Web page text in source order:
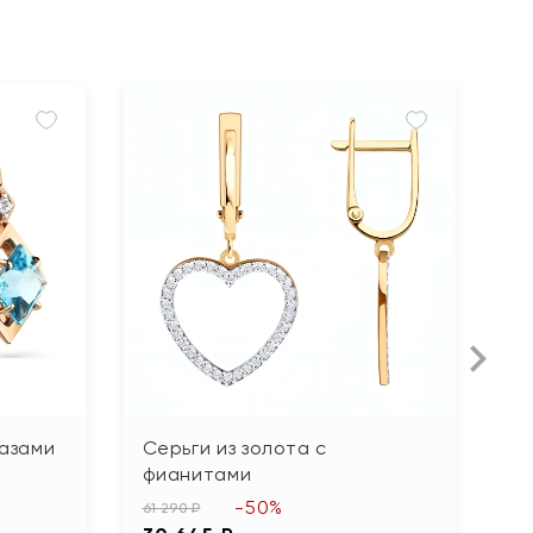
Серьги из золота с
фианитами
61 290 ₽ -50%